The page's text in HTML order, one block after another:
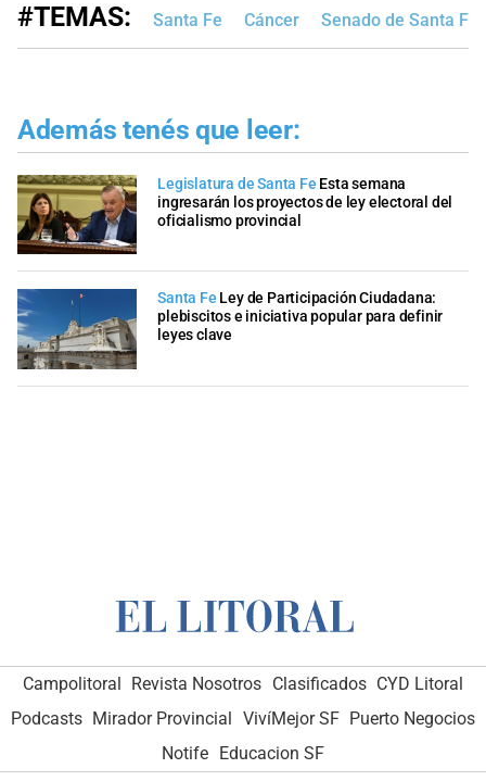
#TEMAS: Santa Fe Cáncer Senado de Santa Fe
Además tenés que leer:
Legislatura de Santa Fe Esta semana
ingresarán los proyectos de ley electoral del
oficialismo provincial
Santa Fe Ley de Participación Ciudadana:
plebiscitos e iniciativa popular para definir
leyes clave
Campolitoral Revista Nosotros Clasificados CYD Litoral
Podcasts Mirador Provincial VivíMejor SF Puerto Negocios
Notife
Educacion SF